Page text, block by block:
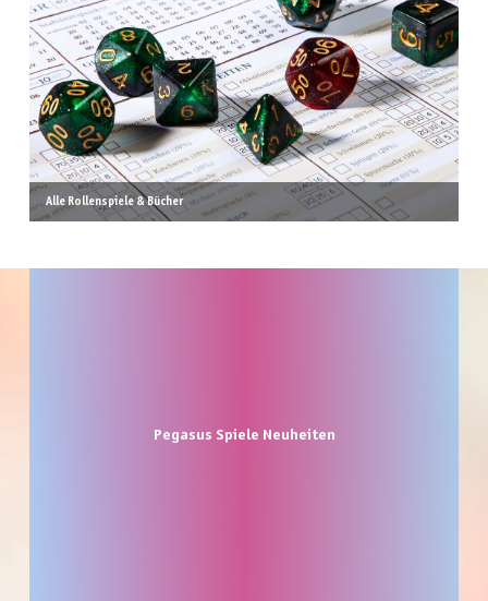
Alle Rollenspiele & Bücher
Pegasus Spiele Neuheiten